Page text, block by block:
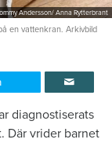
Andersson/ Anna Rytterbrant
en vattenkran. Arkivbild
diagnostiserats
Där vrider barnet